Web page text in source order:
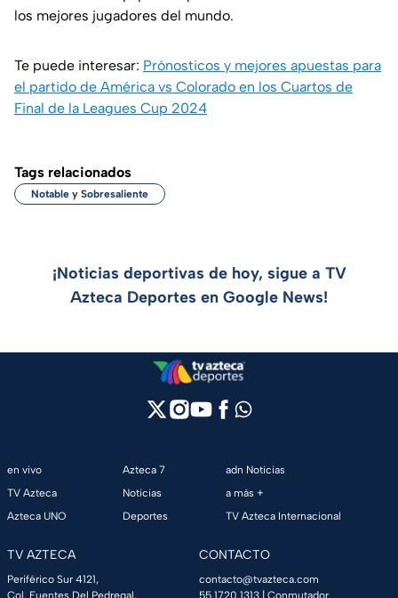
los mejores jugadores del mundo.
Te puede interesar: Prónosticos y mejores apuestas para
el partido de América vs Colorado en los Cuartos de
Final de la Leagues Cup 2024
Tags relacionados
Notable y Sobresaliente
¡Noticias deportivas de hoy, sigue a TV
Azteca Deportes en Google News!
en vivo
TV Azteca
Azteca UNO
Azteca 7
Noticias
Deportes
adn Noticias
a más +
TV Azteca Internacional
TV AZTECA
Periférico Sur 4121,
CONTACTO
contacto@tvazteca.com